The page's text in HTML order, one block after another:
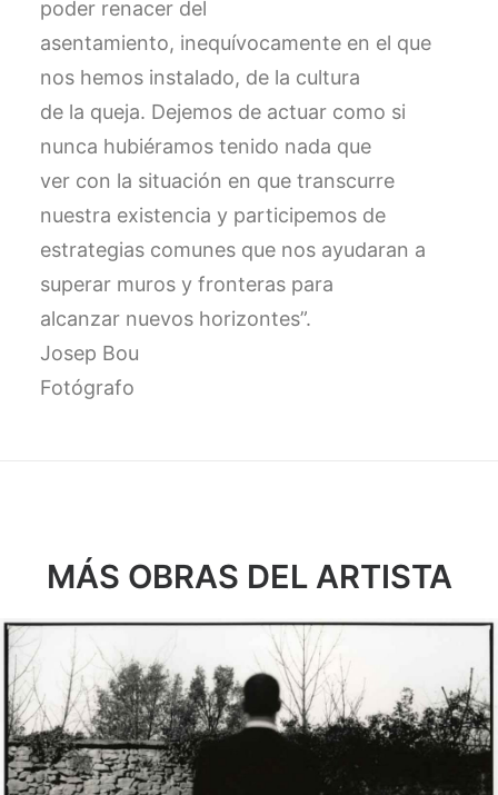
poder renacer del
asentamiento, inequívocamente en el que
nos hemos instalado, de la cultura
de la queja. Dejemos de actuar como si
nunca hubiéramos tenido nada que
ver con la situación en que transcurre
nuestra existencia y participemos de
estrategias comunes que nos ayudaran a
superar muros y fronteras para
alcanzar nuevos horizontes”.
Josep Bou
Fotógrafo
MÁS OBRAS DEL ARTISTA